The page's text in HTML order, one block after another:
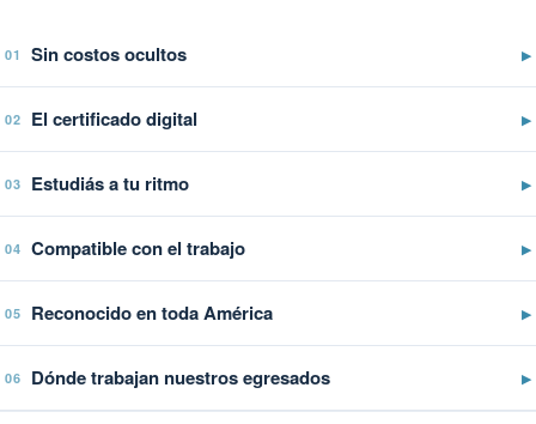
01 Sin costos ocultos ▶
02 El certificado digital ▶
03 Estudiás a tu ritmo ▶
04 Compatible con el trabajo ▶
05 Reconocido en toda América ▶
06 Dónde trabajan nuestros egresados ▶